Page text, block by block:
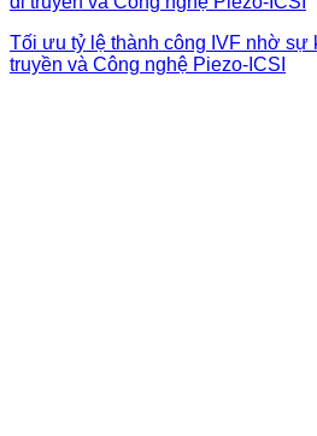
Tối ưu tỷ lệ thành công IVF nhờ sự
truyền và Công nghệ Piezo-ICSI